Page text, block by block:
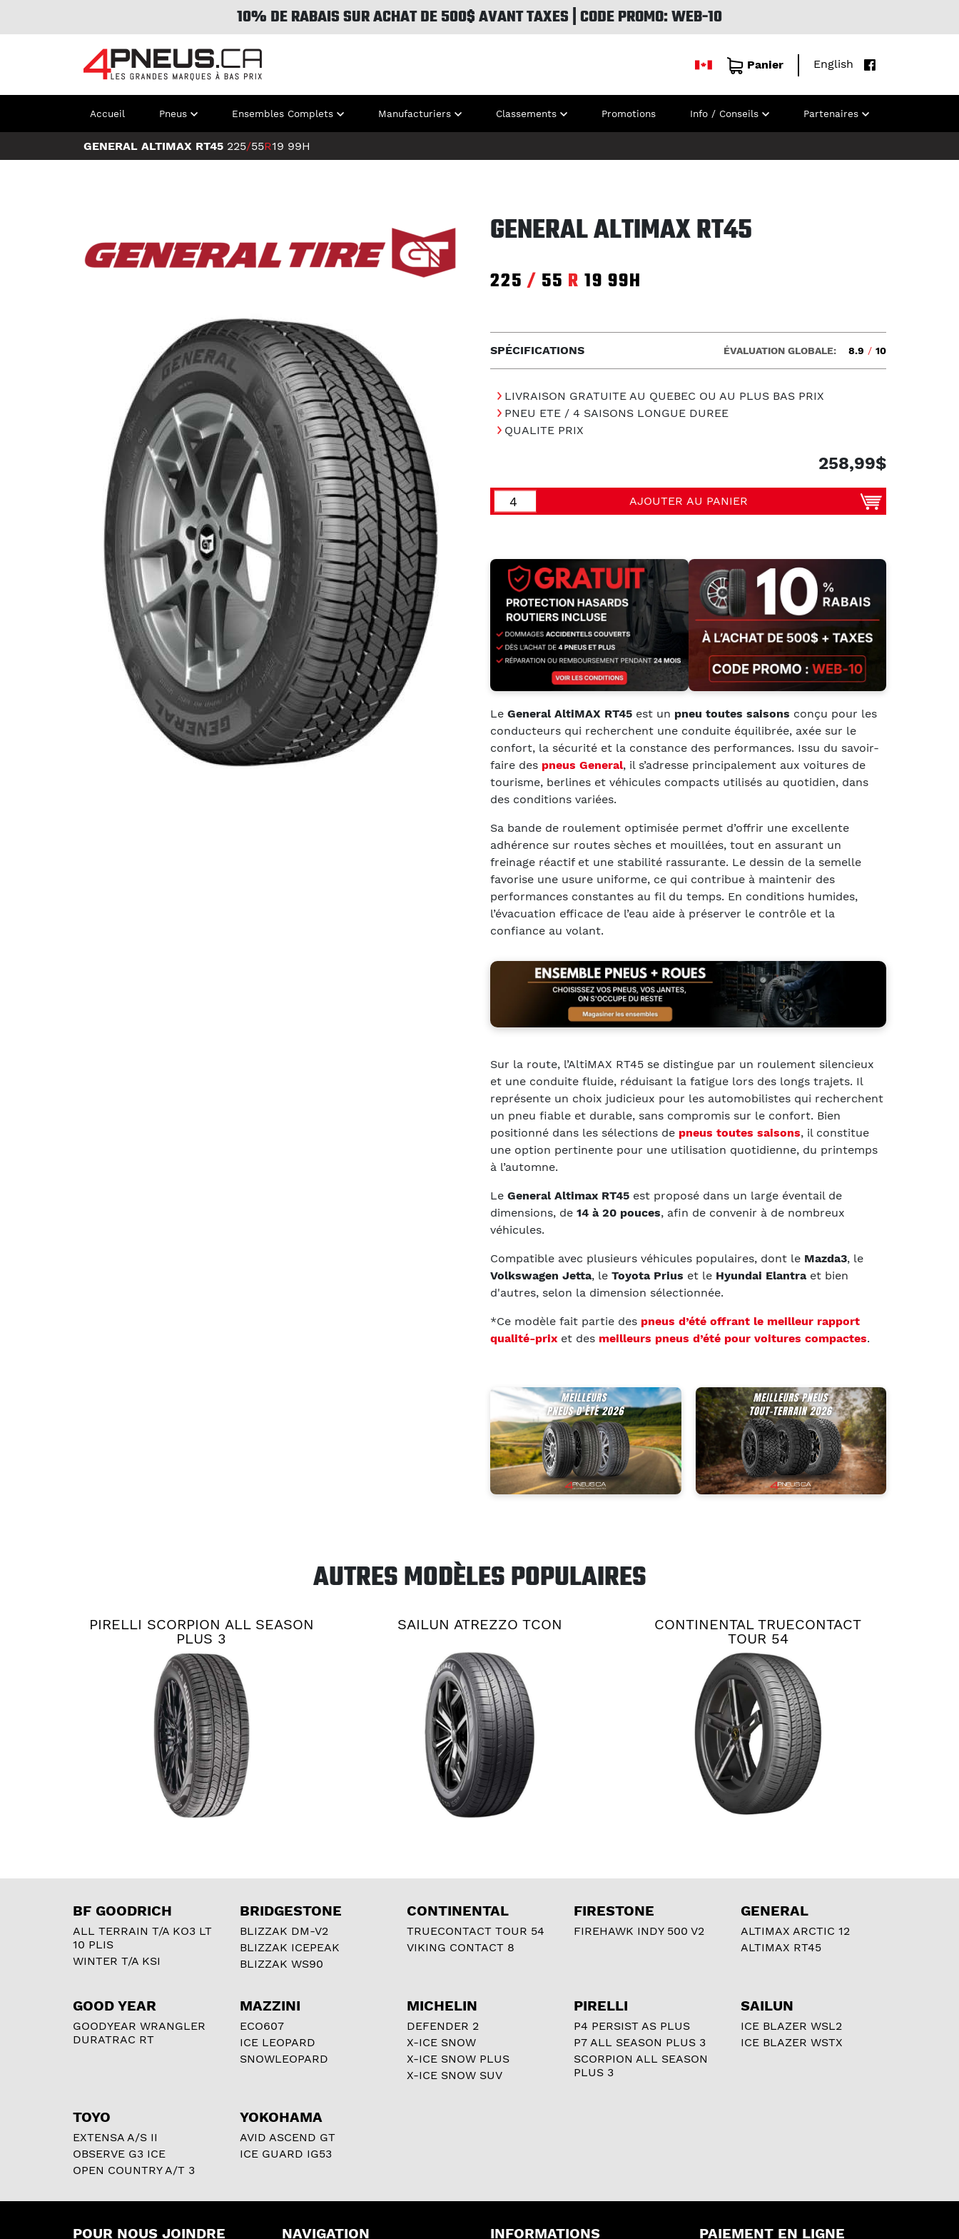
10% DE RABAIS SUR ACHAT DE 500$ AVANT TAXES | CODE PROMO: WEB-10
Panier English
Accueil Pneus Ensembles Complets Manufacturiers Classements Promotions Info / Conseils Partenaires
GENERAL ALTIMAX RT45 225/55R19 99H
GENERAL ALTIMAX RT45
225 / 55 R 19 99H
SPÉCIFICATIONS ÉVALUATION GLOBALE: 8.9 / 10
LIVRAISON GRATUITE AU QUEBEC OU AU PLUS BAS PRIX
PNEU ETE / 4 SAISONS LONGUE DUREE
QUALITE PRIX
258,99$
AJOUTER AU PANIER
Le General AltiMAX RT45 est un pneu toutes saisons conçu pour les
conducteurs qui recherchent une conduite équilibrée, axée sur le
confort, la sécurité et la constance des performances. Issu du savoir-
faire des pneus General, il s’adresse principalement aux voitures de
tourisme, berlines et véhicules compacts utilisés au quotidien, dans
des conditions variées.
Sa bande de roulement optimisée permet d’offrir une excellente
adhérence sur routes sèches et mouillées, tout en assurant un
freinage réactif et une stabilité rassurante. Le dessin de la semelle
favorise une usure uniforme, ce qui contribue à maintenir des
performances constantes au fil du temps. En conditions humides,
l’évacuation efficace de l’eau aide à préserver le contrôle et la
confiance au volant.
Sur la route, l’AltiMAX RT45 se distingue par un roulement silencieux
et une conduite fluide, réduisant la fatigue lors des longs trajets. Il
représente un choix judicieux pour les automobilistes qui recherchent
un pneu fiable et durable, sans compromis sur le confort. Bien
positionné dans les sélections de pneus toutes saisons, il constitue
une option pertinente pour une utilisation quotidienne, du printemps
à l’automne.
Le General Altimax RT45 est proposé dans un large éventail de
dimensions, de 14 à 20 pouces, afin de convenir à de nombreux
véhicules.
Compatible avec plusieurs véhicules populaires, dont le Mazda3, le
Volkswagen Jetta, le Toyota Prius et le Hyundai Elantraet bien
d'autres, selon la dimension sélectionnée.
*Ce modèle fait partie des pneus d’été offrant le meilleur rapport
qualité-prix et des meilleurs pneus d’été pour voitures compactes.
AUTRES MODÈLES POPULAIRES
PIRELLI SCORPION ALL SEASON
PLUS 3
SAILUN ATREZZO TCON
CONTINENTAL TRUECONTACT
TOUR 54
BF GOODRICH
ALL TERRAIN T/A KO3 LT
10 PLIS
WINTER T/A KSI
BRIDGESTONE
BLIZZAK DM-V2
BLIZZAK ICEPEAK
BLIZZAK WS90
CONTINENTAL
TRUECONTACT TOUR 54
VIKING CONTACT 8
FIRESTONE
FIREHAWK INDY 500 V2
GENERAL
ALTIMAX ARCTIC 12
ALTIMAX RT45
GOOD YEAR
GOODYEAR WRANGLER
DURATRAC RT
MAZZINI
ECO607
ICE LEOPARD
SNOWLEOPARD
MICHELIN
DEFENDER 2
X-ICE SNOW
X-ICE SNOW PLUS
X-ICE SNOW SUV
PIRELLI
P4 PERSIST AS PLUS
P7 ALL SEASON PLUS 3
SCORPION ALL SEASON
PLUS 3
SAILUN
ICE BLAZER WSL2
ICE BLAZER WSTX
TOYO
EXTENSA A/S II
OBSERVE G3 ICE
OPEN COUNTRY A/T 3
YOKOHAMA
AVID ASCEND GT
ICE GUARD IG53
POUR NOUS JOINDRE NAVIGATION INFORMATIONS PAIEMENT EN LIGNE